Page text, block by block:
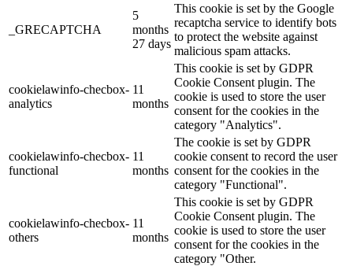
_GRECAPTCHA
5
months
27 days
This cookie is set by the Google
recaptcha service to identify bots
to protect the website against
malicious spam attacks.
cookielawinfo-checbox-
analytics
11
months
This cookie is set by GDPR
Cookie Consent plugin. The
cookie is used to store the user
consent for the cookies in the
category "Analytics".
cookielawinfo-checbox-
functional
11
months
The cookie is set by GDPR
cookie consent to record the user
consent for the cookies in the
category "Functional".
cookielawinfo-checbox-
others
11
months
This cookie is set by GDPR
Cookie Consent plugin. The
cookie is used to store the user
consent for the cookies in the
category "Other.